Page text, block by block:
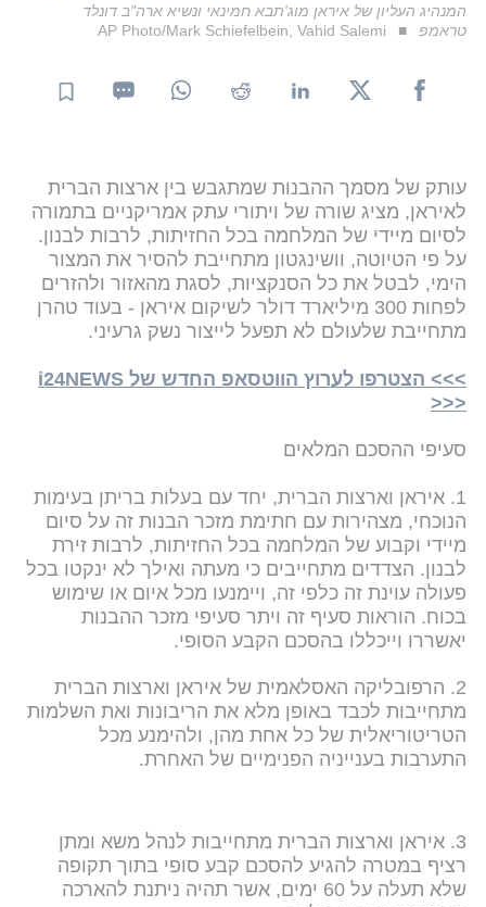
המנהיג העליון של איראן מוג'תבא חמינאי ונשיא ארה"ב דונלד
טראמפ
AP Photo/Mark Schiefelbein, Vahid Salemi
עותק של מסמך ההבנות שמתגבש בין ארצות הברית
לאיראן, מציג שורה של ויתורי עתק אמריקניים בתמורה
לסיום מיידי של המלחמה בכל החזיתות, לרבות לבנון.
על פי הטיוטה, וושינגטון מתחייבת להסיר את המצור
הימי, לבטל את כל הסנקציות, לסגת מהאזור ולהזרים
לפחות 300 מיליארד דולר לשיקום איראן - בעוד טהרן
מתחייבת שלעולם לא תפעל לייצור נשק גרעיני.
>>> הצטרפו לערוץ הווטסאפ החדש של i24NEWS
<<<
סעיפי ההסכם המלאים
1. איראן וארצות הברית, יחד עם בעלות בריתן בעימות
הנוכחי, מצהירות עם חתימת מזכר הבנות זה על סיום
מיידי וקבוע של המלחמה בכל החזיתות, לרבות זירת
לבנון. הצדדים מתחייבים כי מעתה ואילך לא ינקטו בכל
פעולה עוינת זה כלפי זה, ויימנעו מכל איום או שימוש
בכוח. הוראות סעיף זה ויתר סעיפי מזכר ההבנות
יאשררו וייכללו בהסכם הקבע הסופי.
2. הרפובליקה האסלאמית של איראן וארצות הברית
מתחייבות לכבד באופן מלא את הריבונות ואת השלמות
הטריטוריאלית של כל אחת מהן, ולהימנע מכל
התערבות בענייניה הפנימיים של האחרת.
3. איראן וארצות הברית מתחייבות לנהל משא ומתן
רציף במטרה להגיע להסכם קבע סופי בתוך תקופה
שלא תעלה על 60 ימים, אשר תהיה ניתנת להארכה